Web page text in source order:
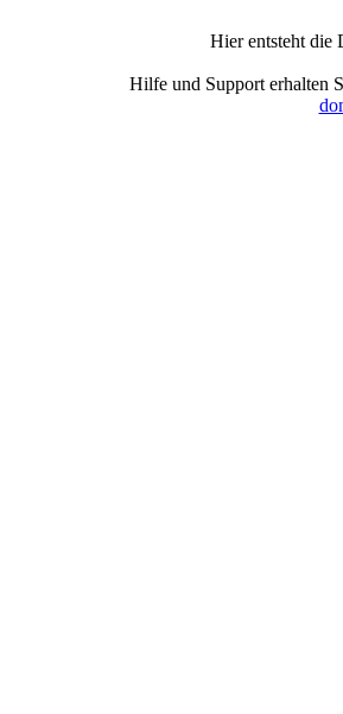
Hier entsteht die
Hilfe und Support erhalten